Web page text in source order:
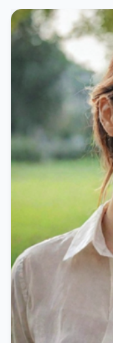
[Objekt Objekt]